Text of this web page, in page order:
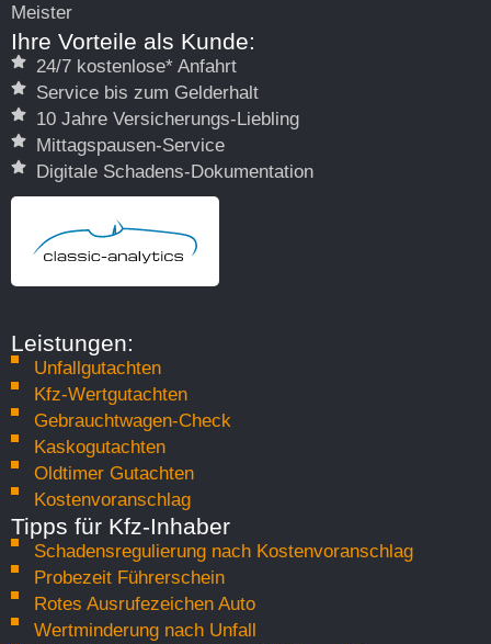
Mehr erfahren
Meister
Ihre Vorteile als Kunde:
24/7 kostenlose* Anfahrt
Service bis zum Gelderhalt
10 Jahre Versicherungs-Liebling
Mittagspausen-Service
Digitale Schadens-Dokumentation
Leistungen:
Unfallgutachten
Kfz-Wertgutachten
Gebrauchtwagen-Check
Kaskogutachten
Oldtimer Gutachten
Kostenvoranschlag
Tipps für Kfz-Inhaber
Schadensregulierung nach Kostenvoranschlag
Probezeit Führerschein
Rotes Ausrufezeichen Auto
Wertminderung nach Unfall